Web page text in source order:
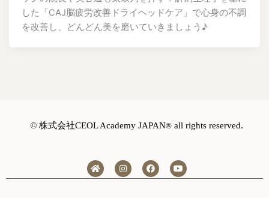
した「CAJ脳疲労改善ドライヘッドケア」で心身の不調
を改善し、どんどん美を磨いていきましょう♪
©️ 株式会社CEOL Academy JAPAN® all rights reserved.
H
o
m
I
n
s
F
a
c
Y
o
u